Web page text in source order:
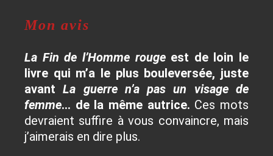
Mon avis
La Fin de l’Homme rougeest de loin le
livre qui m’a le plus bouleversée, juste
avantLa guerre n’a pas un visage de
femme… de la même autrice. Ces mots
devraient suffire à vous convaincre, mais
j’aimerais en dire plus.